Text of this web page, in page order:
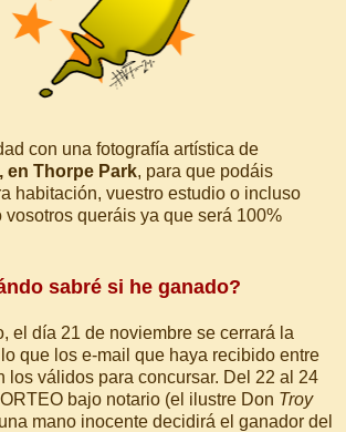
con una fotografía artística de
en Thorpe Park, para que podáis
habitación, vuestro estudio o incluso
vosotros queráis ya que será 100%
sabré si he ganado?
el día 21 de noviembre se cerrará la
que los e-mail que haya recibido entre
los válidos para concursar. Del 22 al 24
bajo notario (el ilustre Don Troy
mano inocente decidirá el ganador del